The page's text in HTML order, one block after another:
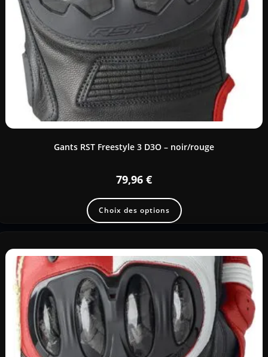
Gants RST Freestyle 3 D3O – noir/rouge
79,96 €
Choix des options